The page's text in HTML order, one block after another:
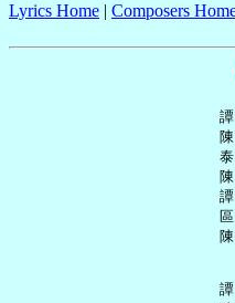
Lyrics Home | Composers
譚
泰
譚
區
譚